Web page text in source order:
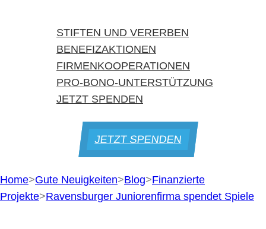
STIFTEN UND VERERBEN
BENEFIZAKTIONEN
FIRMENKOOPERATIONEN
PRO-BONO-UNTERSTÜTZUNG
JETZT SPENDEN
JETZT SPENDEN
Home>Gute Neuigkeiten>Blog>Finanzierte
Projekte>Ravensburger Juniorenfirma spendet Spiele